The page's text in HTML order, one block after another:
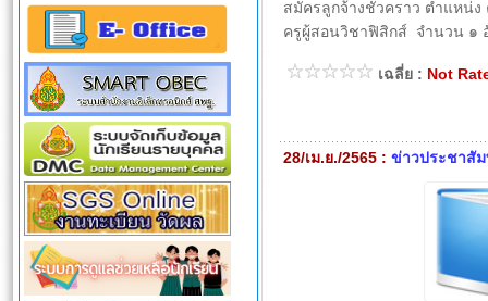
สมัครลูกจ้างชั่วคราว ตำแหน่
ครูผู้สอนวิชาฟิสิกส์ จำนวน ๑
เฉลี่ย : Not
28/เม.ย./2565 : ข่าวประชาสั